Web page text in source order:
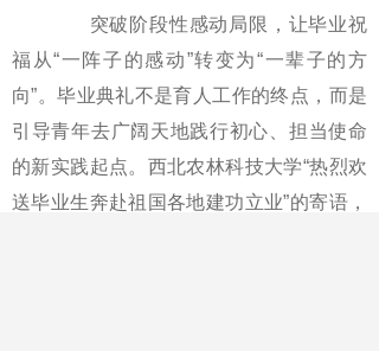
突破阶段性感动局限，让毕业祝
福从“一阵子的感动”转变为“一辈子的方
向”。毕业典礼不是育人工作的终点，而是
引导青年去广阔天地践行初心、担当使命
的新实践起点。西北农林科技大学“热烈欢
送毕业生奔赴祖国各地建功立业”的寄语，